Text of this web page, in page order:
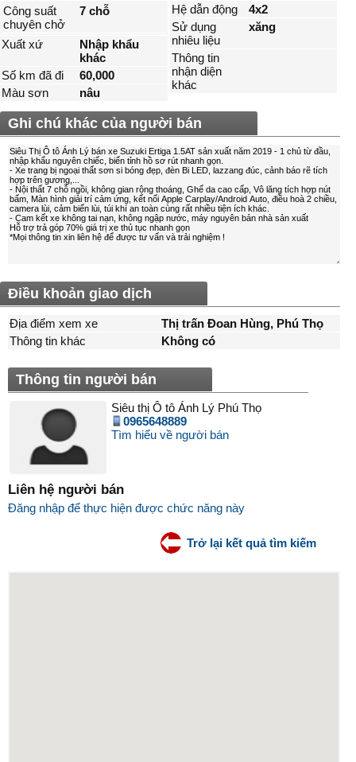
Công suất
chuyên chở
7 chỗ
Xuất xứ
Nhập khẩu
khác
Số km đã đi
60,000
Màu sơn
nâu
Hệ dẫn động
4x2
Sử dụng
nhiêu liệu
xăng
Thông tin
nhận diện
khác
Ghi chú khác của người bán
Điều khoản giao dịch
Địa điểm xem xe
Thị trấn Đoan Hùng, Phú Thọ
Thông tin khác
Không có
Thông tin người bán
Siêu thị Ô tô Ánh Lý Phú Thọ
0965648889
Tìm hiểu về người bán
Liên hệ người bán
Đăng nhập để thực hiện được chức năng này
Trở lại kết quả tìm kiếm